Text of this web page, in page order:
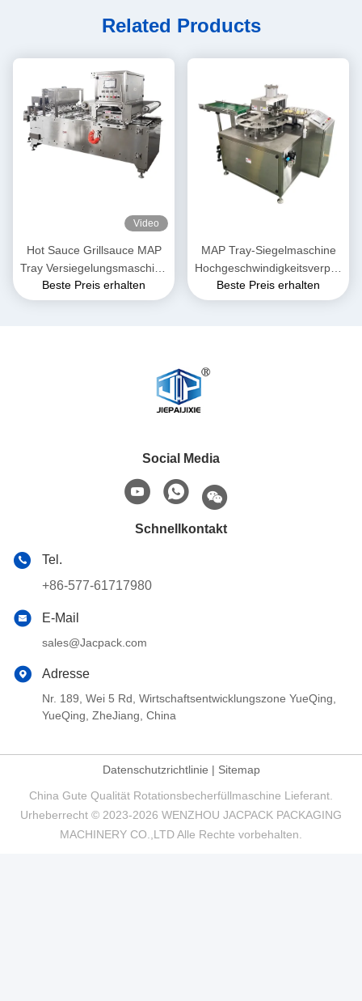
Related Products
Video
Hot Sauce Grillsauce MAP
Tray Versiegelungsmaschine
für
Lebensmittelverpackungen
Beste Preis erhalten
MAP Tray-Siegelmaschine
Hochgeschwindigkeitsverpac
kungsmaterial für
Marshmallows in Bechern
Beste Preis erhalten
Social Media
Schnellkontakt
Tel.
+86-577-61717980
E-Mail
sales@Jacpack.com
Adresse
Nr. 189, Wei 5 Rd, Wirtschaftsentwicklungszone YueQing,
YueQing, ZheJiang, China
Datenschutzrichtlinie | Sitemap
China Gute Qualität Rotationsbecherfüllmaschine Lieferant.
Urheberrecht © 2023-2026 WENZHOU JACPACK PACKAGING
MACHINERY CO.,LTD Alle Rechte vorbehalten.